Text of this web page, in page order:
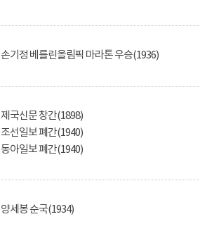
손기정 베를린올림픽 마라톤 우승(1936)
제국신문 창간(1898)
조선일보 폐간(1940)
동아일보 폐간(1940)
양세봉 순국(1934)